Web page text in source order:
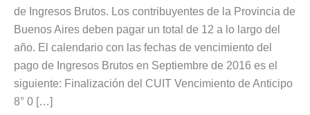
de Ingresos Brutos. Los contribuyentes de la Provincia de
Buenos Aires deben pagar un total de 12 a lo largo del
año. El calendario con las fechas de vencimiento del
pago de Ingresos Brutos en Septiembre de 2016 es el
siguiente: Finalización del CUIT Vencimiento de Anticipo
8° 0 […]